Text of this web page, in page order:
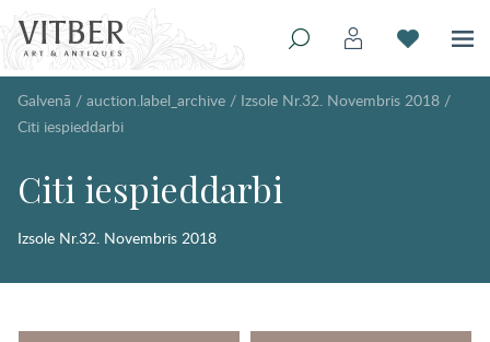
Galvenā / auction.label_archive / Izsole Nr.32. Novembris 2018 /
Citi iespieddarbi
Citi iespieddarbi
Izsole Nr.32. Novembris 2018